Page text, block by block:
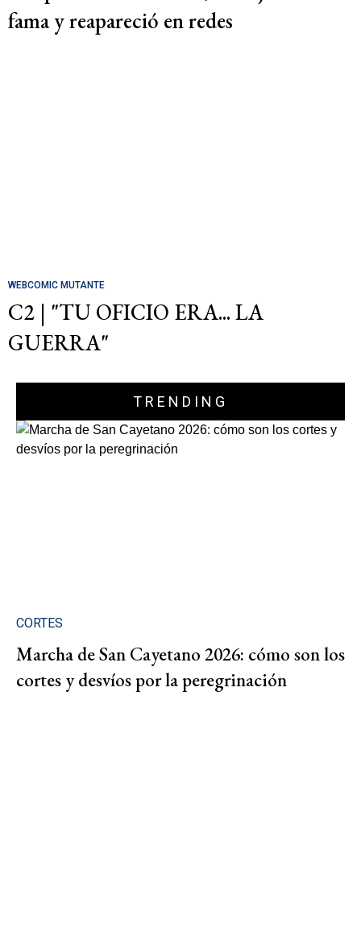
fama y reapareció en redes
WEBCOMIC MUTANTE
C2 | "TU OFICIO ERA... LA
GUERRA"
TRENDING
CORTES
Marcha de San Cayetano 2026: cómo son los
cortes y desvíos por la peregrinación